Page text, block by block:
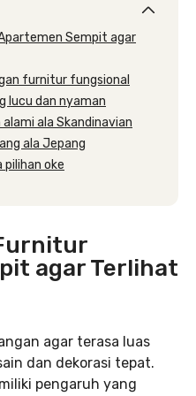
Sempit agar
furnitur fungsional
lucu dan nyaman
ala Skandinavian
ala Jepang
pilihan oke
agar Terlihat
agar terasa luas
dan dekorasi tepat.
pengaruh yang